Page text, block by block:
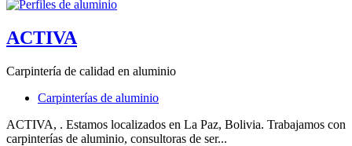
ACTIVA
Carpintería de calidad en aluminio
Carpinterías de aluminio
ACTIVA, . Estamos localizados en La Paz, Bolivia. Trabajamos con
carpinterías de aluminio, consultoras de ser...